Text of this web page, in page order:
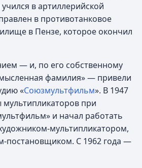
в артиллерийской
в противотанковое
в Пензе, которое окончил
— и, по его собственному
фамилия» — привели
«Союзмультфильм». В 1947
мультипликаторов при
и начал работать
мультипликатором,
постановщиком. С 1962 года —